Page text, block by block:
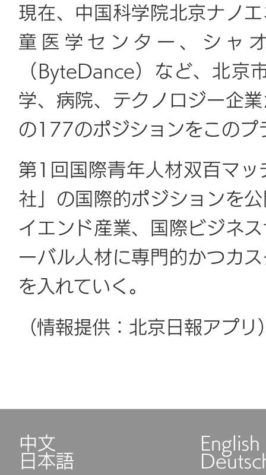
現在、中国科学院北京ナノ
童医学センター、シャ
（ByteDance）など、北
学、病院、テクノロジー企
の177のポジションをこのプ
第1回国際青年人材双百マ
社」の国際的ポジションを
イエンド産業、国際ビジネ
ーバル人材に専門的かつカ
を入れていく。
（情報提供：北京日報アプリ
中文 English
日本語